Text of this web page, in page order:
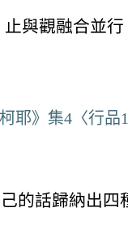
與觀融合並行
耶》集4〈行品
的話歸納出四